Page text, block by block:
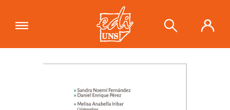
"Gabinete de hidráulica. Guía de